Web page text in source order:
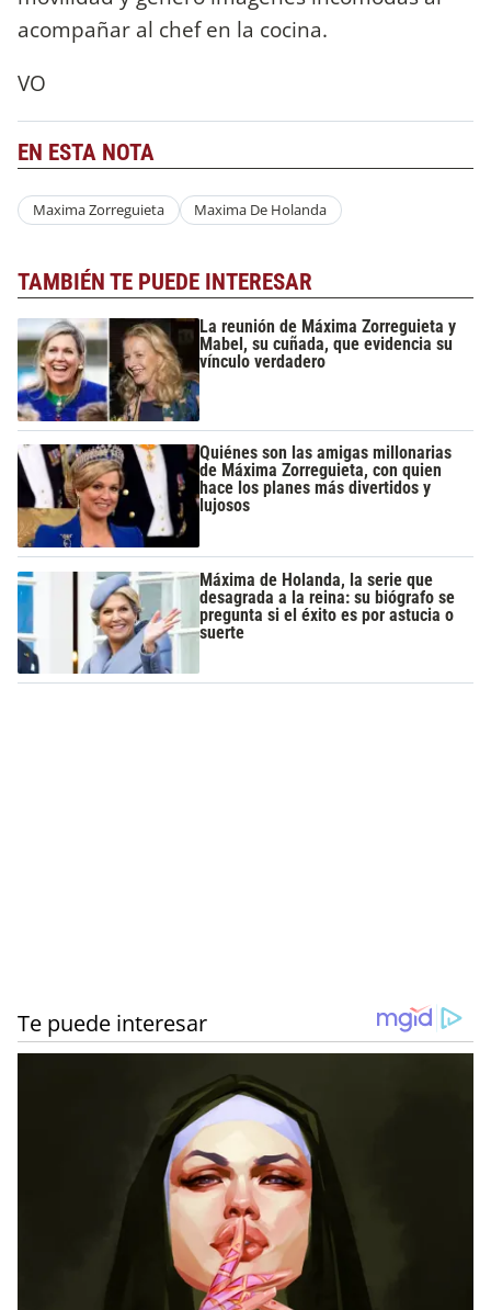
acompañar al chef en la cocina.
VO
EN ESTA NOTA
Maxima Zorreguieta Maxima De Holanda
TAMBIÉN TE PUEDE INTERESAR
La reunión de Máxima Zorreguieta y
Mabel, su cuñada, que evidencia su
vínculo verdadero
Quiénes son las amigas millonarias
de Máxima Zorreguieta, con quien
hace los planes más divertidos y
lujosos
Máxima de Holanda, la serie que
desagrada a la reina: su biógrafo se
pregunta si el éxito es por astucia o
suerte